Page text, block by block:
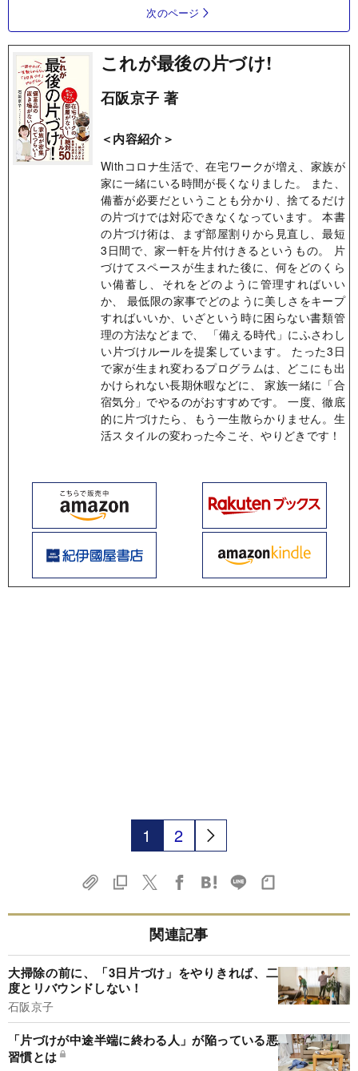
次のページ
これが最後の片づけ!
石阪京子 著
＜内容紹介＞
Withコロナ生活で、在宅ワークが増え、家族が
家に一緒にいる時間が長くなりました。 また、
備蓄が必要だということも分かり、捨てるだけ
の片づけでは対応できなくなっています。 本書
の片づけ術は、まず部屋割りから見直し、最短
3日間で、家一軒を片付けきるというもの。 片
づけてスペースが生まれた後に、何をどのくら
い備蓄し、それをどのように管理すればいい
か、 最低限の家事でどのように美しさをキープ
すればいいか、いざという時に困らない書類管
理の方法などまで、 「備える時代」にふさわし
い片づけルールを提案しています。 たった3日
で家が生まれ変わるプログラムは、どこにも出
かけられない長期休暇などに、 家族一緒に「合
宿気分」でやるのがおすすめです。 一度、徹底
的に片づけたら、もう一生散らかりません。生
活スタイルの変わった今こそ、やりどきです！
1 2
関連記事
大掃除の前に、「3日片づけ」をやりきれば、二
度とリバウンドしない！
石阪京子
「片づけが中途半端に終わる人」が陥っている悪
習慣とは